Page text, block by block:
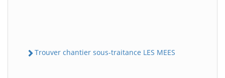
Trouver chantier sous-traitance LES MEES